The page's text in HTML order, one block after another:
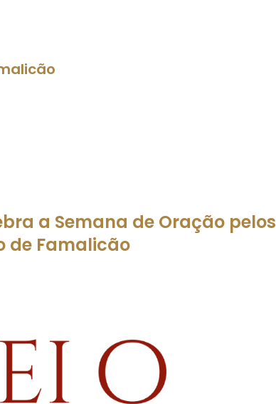
a Semana de Oração pelos
de Famalicão